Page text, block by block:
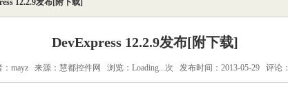
12.2.9发布[附下载]
DevExpress 12.2.9发布[附下载]
：mayz 来源：慧都控件网 浏览： Loading...次 发布时间：2013-05-29 评论：